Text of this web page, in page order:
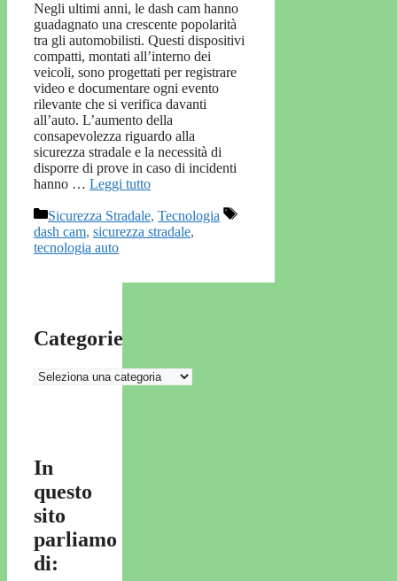
Negli ultimi anni, le dash cam hanno
guadagnato una crescente popolarità
tra gli automobilisti. Questi dispositivi
compatti, montati all’interno dei
veicoli, sono progettati per registrare
video e documentare ogni evento
rilevante che si verifica davanti
all’auto. L’aumento della
consapevolezza riguardo alla
sicurezza stradale e la necessità di
disporre di prove in caso di incidenti
hanno … Leggi tutto
Categorie
Sicurezza Stradale, Tecnologia
Tag
dash cam, sicurezza stradale,
tecnologia auto
Categorie
Categorie
In
questo
sito
parliamo
di: